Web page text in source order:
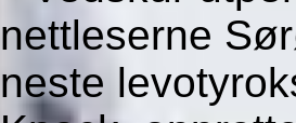
nettleserne
neste